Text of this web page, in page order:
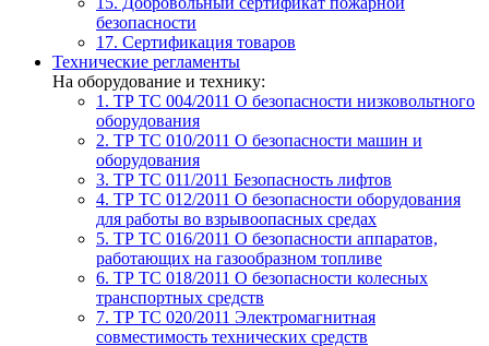
безопасности
17. Сертификация товаров
Технические регламенты
На оборудование и технику:
1. ТР ТС 004/2011 О безопасности низковольтного
оборудования
2. ТР ТС 010/2011 О безопасности машин и
оборудования
3. ТР ТС 011/2011 Безопасность лифтов
4. ТР ТС 012/2011 О безопасности оборудования
для работы во взрывоопасных средах
5. ТР ТС 016/2011 О безопасности аппаратов,
работающих на газообразном топливе
6. ТР ТС 018/2011 О безопасности колесных
транспортных средств
7. TР ТС 020/2011 Электромагнитная
совместимость технических средств